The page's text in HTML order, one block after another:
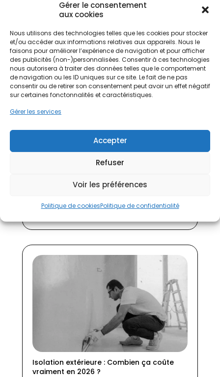
Gérer le consentement
aux cookies
Nous utilisons des technologies telles que les cookies pour stocker
et/ou accéder aux informations relatives aux appareils. Nous le
faisons pour améliorer l’expérience de navigation et pour afficher
des publicités (non-)personnalisées. Consentir à ces technologies
nous autorisera à traiter des données telles que le comportement
de navigation ou les ID uniques sur ce site. Le fait de ne pas
consentir ou de retirer son consentement peut avoir un effet négatif
sur certaines fonctonnalités et caractéristiques.
Gérer les services
Accepter
Refuser
Voir les préférences
Politique de cookiesPolitique de confidentialité
Comment gérer sa consommation
Calculez et estimez la consommation électrique
votre électricité à la consommation moyenne
Isolation extérieure : Combien ça coûte
vraiment en 2026 ?